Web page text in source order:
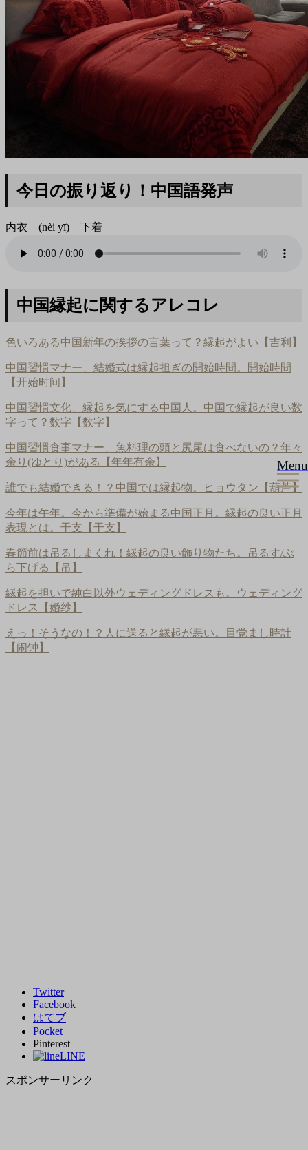
Menu
今日の振り返り！中国語発声
内衣 (nèi yī) 下着
中国縁起に関するアレコレ
色いろある中国新年の挨拶の言葉って？縁起がよい【吉利】
中国習慣マナー、結婚式は縁起担ぎの開始時間。開始時間
【开始时间】
中国習慣文化、縁起を気にする中国人。中国で縁起が良い数
字って？数字【数字】
中国習慣食事マナー、魚料理の頭と尻尾は食べないの？年々
余り(ゆとり)がある【年年有余】
誰でも結婚できる！？中国では縁起物。ヒョウタン【葫芦】
今年は午年。今から準備が始まる中国正月。縁起の良い正月
表現とは。干支【干支】
春節前は吊るしまくれ！縁起の良い飾り物たち。吊るす/ぶ
ら下げる【吊】
縁起を担いで純白以外ウェディングドレスも。ウェディング
ドレス【婚纱】
えっ！そうなの！？人に送ると縁起が悪い。目覚まし時計
【闹钟】
Twitter
Facebook
はてブ
Pocket
Pinterest
LINE
スポンサーリンク